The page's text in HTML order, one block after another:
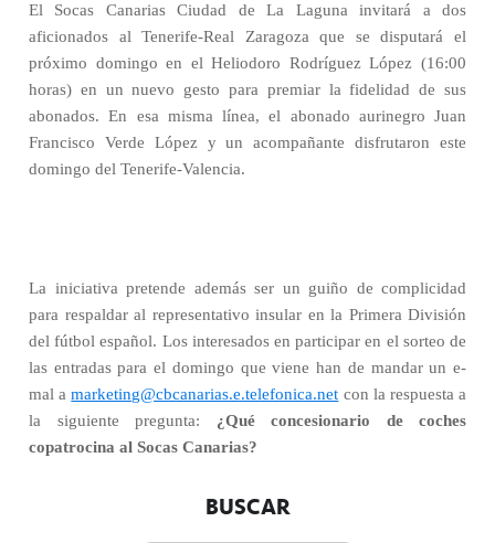
El Socas Canarias Ciudad de La Laguna invitará a dos
aficionados al Tenerife-Real Zaragoza que se disputará el
próximo domingo en el Heliodoro Rodríguez López (16:00
horas) en un nuevo gesto para premiar la fidelidad de sus
abonados. En esa misma línea, el abonado aurinegro Juan
Francisco Verde López y un acompañante disfrutaron este
domingo del Tenerife-Valencia.
La iniciativa pretende además ser un guiño de complicidad
para respaldar al representativo insular en la Primera División
del fútbol español. Los interesados en participar en el sorteo de
las entradas para el domingo que viene han de mandar un e-
mal amarketing@cbcanarias.e.telefonica.net con la respuesta a
la siguiente pregunta: ¿Qué concesionario de coches
copatrocina al Socas Canarias?
BUSCAR